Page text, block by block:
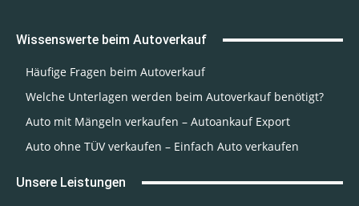
Wissenswerte beim Autoverkauf
Häufige Fragen beim Autoverkauf
Welche Unterlagen werden beim Autoverkauf benötigt?
Auto mit Mängeln verkaufen – Autoankauf Export
Auto ohne TÜV verkaufen – Einfach Auto verkaufen
Unsere Leistungen